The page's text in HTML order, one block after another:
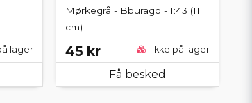
lager
Mørkegrå - Bburago - 1:43 (11
cm)
45 kr Ikke på lager
Få besked